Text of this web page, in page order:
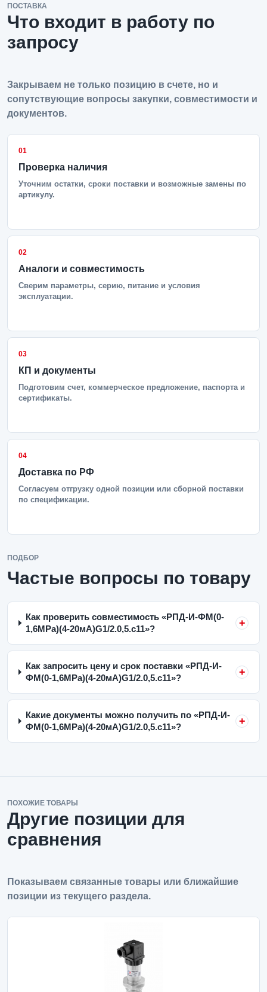
ПОСТАВКА
Что входит в работу по
запросу
Закрываем не только позицию в счете, но и
сопутствующие вопросы закупки, совместимости и
документов.
01
Проверка наличия
Уточним остатки, сроки поставки и возможные замены по
артикулу.
02
Аналоги и совместимость
Сверим параметры, серию, питание и условия
эксплуатации.
03
КП и документы
Подготовим счет, коммерческое предложение, паспорта и
сертификаты.
04
Доставка по РФ
Согласуем отгрузку одной позиции или сборной поставки
по спецификации.
ПОДБОР
Частые вопросы по товару
Как проверить совместимость «РПД-И-ФМ(0-
1,6MPa)(4-20мА)G1/2.0,5.с11»?
Как запросить цену и срок поставки «РПД-И-
ФМ(0-1,6MPa)(4-20мА)G1/2.0,5.с11»?
Какие документы можно получить по «РПД-И-
ФМ(0-1,6MPa)(4-20мА)G1/2.0,5.с11»?
ПОХОЖИЕ ТОВАРЫ
Другие позиции для
сравнения
Показываем связанные товары или ближайшие
позиции из текущего раздела.